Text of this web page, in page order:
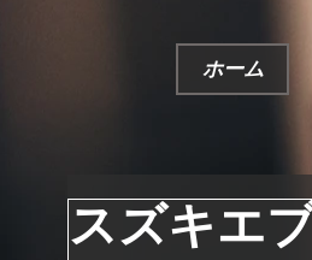
ホーム
スズキエ